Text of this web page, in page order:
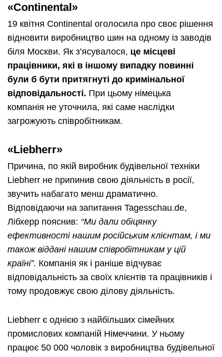
«Continental»
19 квітня Continental оголосила про своє рішення
відновити виробництво шин на одному із заводів
біля Москви. Як з’ясувалося, це місцеві
працівники, які в іншому випадку повинні
були б бути притягнуті до кримінальної
відповідальності. При цьому німецька
компанія не уточнила, які саме наслідки
загрожують співробітникам.
«Liebherr»
Причина, по якій виробник будівельної техніки
Liebherr не припинив свою діяльність в росії,
звучить набагато менш драматично.
Відповідаючи на запитання Tagesschau.de,
Лібхерр пояснив: “Ми дали обіцянку
ефективності нашим російським клієнтам, і ми
також віддані нашим співробітникам у цій
країні”. Компанія як і раніше відчуває
відповідальність за своїх клієнтів та працівників і
тому продовжує свою ділову діяльність.
Liebherr є однією з найбільших сімейних
промислових компаній Німеччини. У ньому
працює 50 000 чоловік з виробництва будівельної